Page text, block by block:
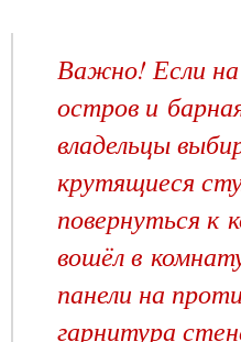
Важно! Если на
остров и
владельцы
крутящиеся
повернуться к
вошёл в
панели на
гарнитура